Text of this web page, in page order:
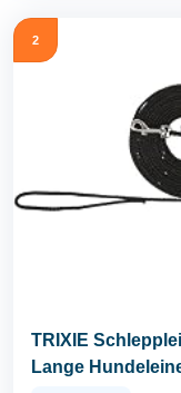
2
TRIXIE
Lange